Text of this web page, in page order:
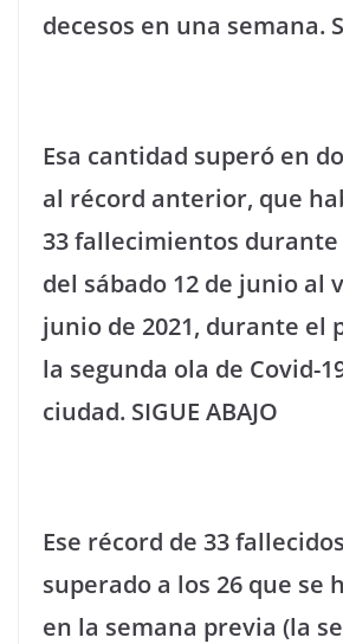
decesos en una semana.
Esa cantidad superó en
al récord anterior, que
33 fallecimientos durante
del sábado 12 de junio al
junio de 2021, durante el
la segunda ola de Covid-
ciudad. SIGUE ABAJO
Ese récord de 33
superado a los 26 que se
en la semana previa (la